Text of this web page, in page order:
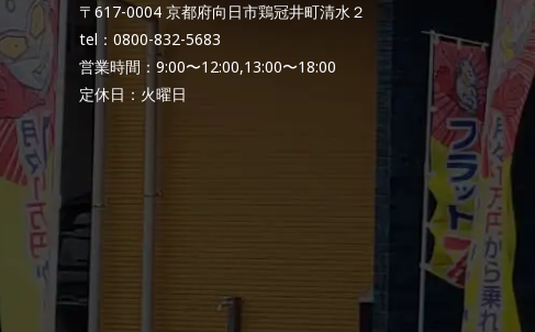
〒617-0004 京都府向日市鶏冠井町清水２
tel：0800-832-5683
営業時間：9:00〜12:00,13:00〜18:00
定休日：火曜日